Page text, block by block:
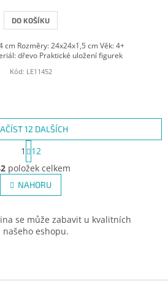
DO KOŠÍKU
cm Rozměry: 24x24x1,5 cm Věk: 4+
dřevo Praktické uložení figurek
Kód: LE11452
O
v
l
á
a
c
12 DALŠÍCH
S
t
r
á
n
k
v
á
n
1
12
položek celkem
NAHORU
se může zabavit u kvalitních
eshopu.